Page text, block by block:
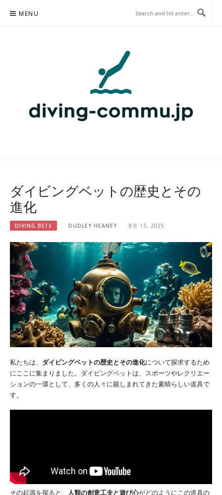
MENU
ダイビングベットの歴史とその
進化
DIVING BETS DUDLEY HEANEY 8月 13, 2025
私たちは、 ダイビングベットの歴史とその進化について探求するため
にここに集まりました。ダイビングベットは、スポーツやレクリエー
ションの一環として、多くの人々に親しまれてきた素晴らしい道具で
す。
その起源を探ると、 人類の創意工夫と遊び心がどのようにこの道具の